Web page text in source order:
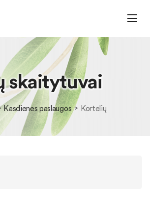
skaitytuvai
Kasdienės paslaugos
Kortelių